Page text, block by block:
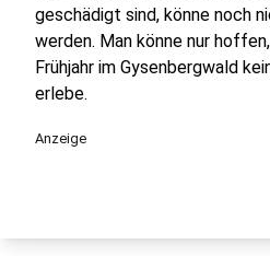
geschädigt sind, könne noch
werden. Man könne nur
Frühjahr im Gysenbergwald
erlebe.
Anzeige